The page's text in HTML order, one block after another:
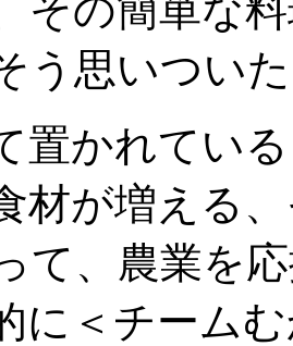
その簡単な
う思いつい
置かれてい
材が増える
て 、農業を
に ＜チーム